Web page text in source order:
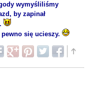
wymyśliliśmy
by zapinał
się ucieszy.